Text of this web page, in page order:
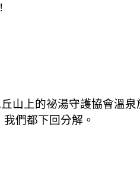
山上的祕湯守護協會溫泉
們都下回分解。